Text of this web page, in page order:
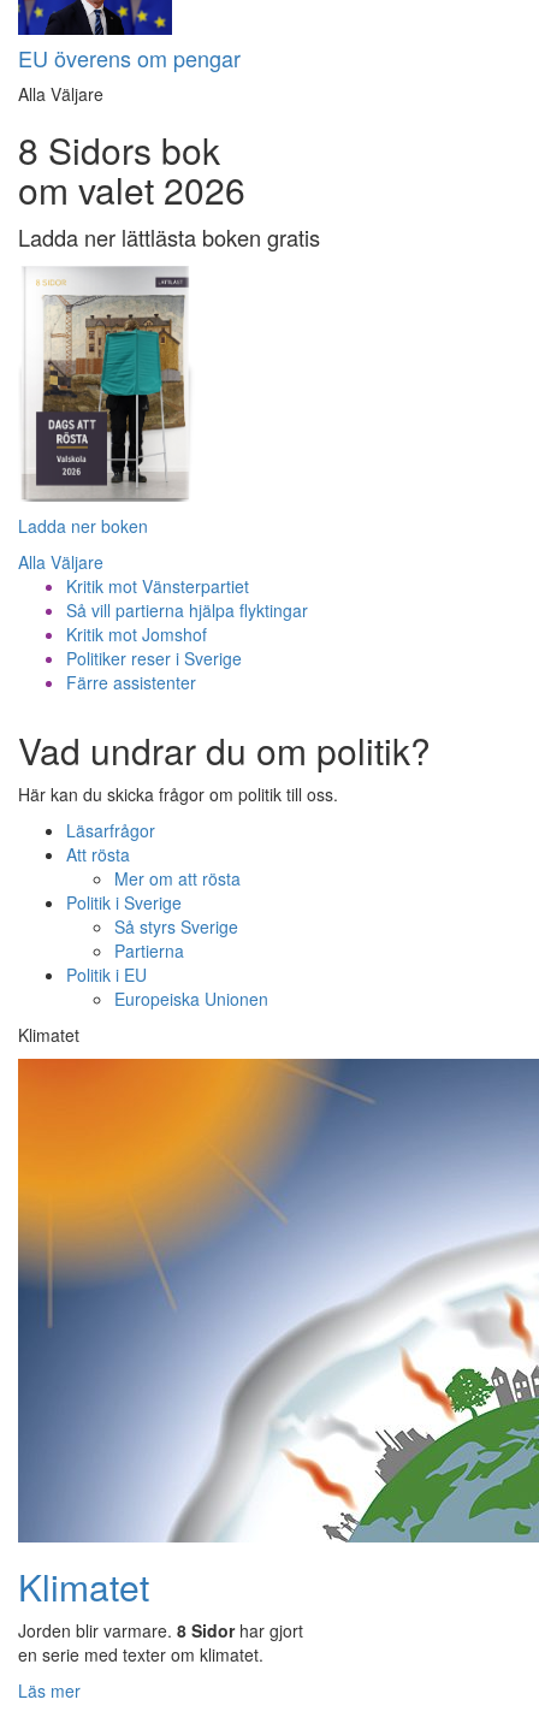
EU överens om pengar
Alla Väljare
8 Sidors bok
om valet 2026
Ladda ner lättlästa boken gratis
Ladda ner boken
Alla Väljare
Kritik mot Vänsterpartiet
Så vill partierna hjälpa flyktingar
Kritik mot Jomshof
Politiker reser i Sverige
Färre assistenter
Vad undrar du om politik?
Här kan du skicka frågor om politik till oss.
Läsarfrågor
Att rösta
Mer om att rösta
Politik i Sverige
Så styrs Sverige
Partierna
Politik i EU
Europeiska Unionen
Klimatet
Klimatet
Jorden blir varmare. 8 Sidorhar gjort
en serie med texter om klimatet.
Läs mer